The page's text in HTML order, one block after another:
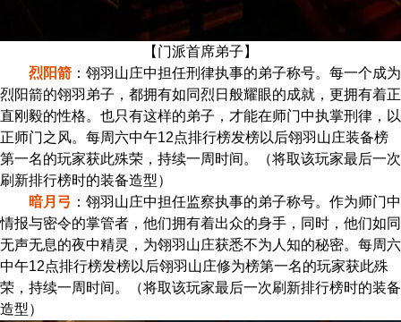
【门派首席弟子】
烈阳箭 ：翎羽山庄中担任刑律执事的弟子称号。每一个成为
烈阳箭的翎羽弟子，都拥有如同烈日般耀眼的成就，更拥有着正
直刚毅的性格。也只有这样的弟子，才能在师门中执掌刑律，以
正师门之风。每周六中午12点排行榜发榜以后翎羽山庄装备榜
第一名的玩家获此殊荣，持续一周时间。（将取该玩家最后一次
刷新排行榜时的装备造型）
暗月弓 ：翎羽山庄中担任监察执事的弟子称号。作为师门中
情报与密令的掌管者，他们拥有着出众的身手，同时，他们如同
无声无息的夜中精灵，为翎羽山庄获悉不为人知的秘密。每周六
中午12点排行榜发榜以后翎羽山庄修为榜第一名的玩家获此殊
荣，持续一周时间。（将取该玩家最后一次刷新排行榜时的装备
造型）